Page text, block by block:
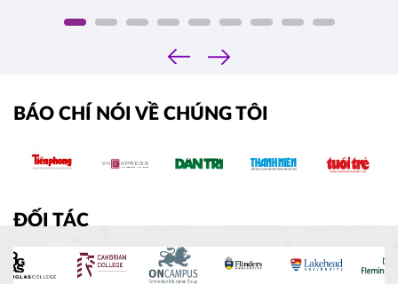
‹
›
BÁO CHÍ NÓI VỀ CHÚNG TÔI
ĐỐI TÁC